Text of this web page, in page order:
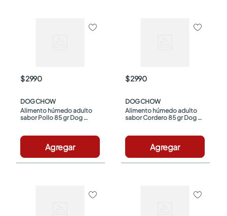
$ 2990
DOG CHOW
Alimento húmedo adulto
sabor Pollo 85 gr Dog
Agregar
$ 2990
DOG CHOW
Alimento húmedo adulto
sabor Cordero 85 gr Dog
Agregar